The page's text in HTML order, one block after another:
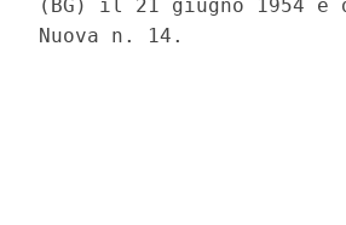
(BG) il 21 giugno 1954